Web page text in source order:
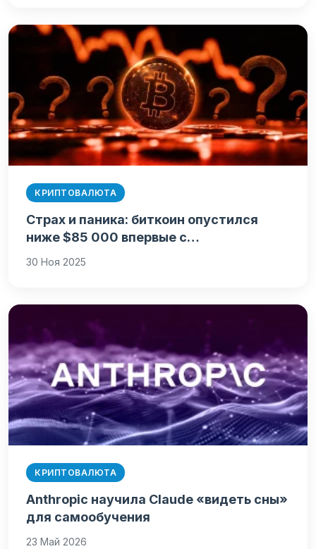
КРИПТОВАЛЮТА
Страх и паника: биткоин опустился
ниже $85 000 впервые с…
30 Ноя 2025
КРИПТОВАЛЮТА
Anthropic научила Claude «видеть сны»
для самообучения
23 Май 2026